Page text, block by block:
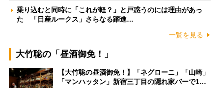
乗り込むと同時に「これが軽？」と戸惑うのには理由があっ
た 「日産ルークス」さらなる躍進…
一覧を見る
大竹聡の「昼酒御免！」
【大竹聡の昼酒御免！】「ネグローニ」「山崎」
「マンハッタン」新宿三丁目の隠れ家バーで1…